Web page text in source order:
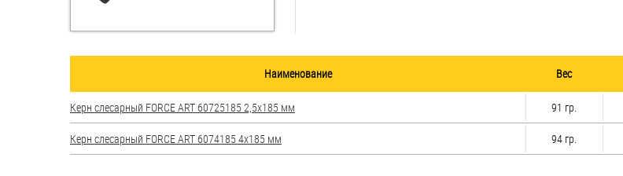
Инструмент
Крюки, кольца с шурупной
резьбой
Наименование Вес
Керн слесарный FORCE ART 60725185 2,5х185 мм
91 гр.
Керн слесарный FORCE ART 6074185 4х185 мм 94 гр.